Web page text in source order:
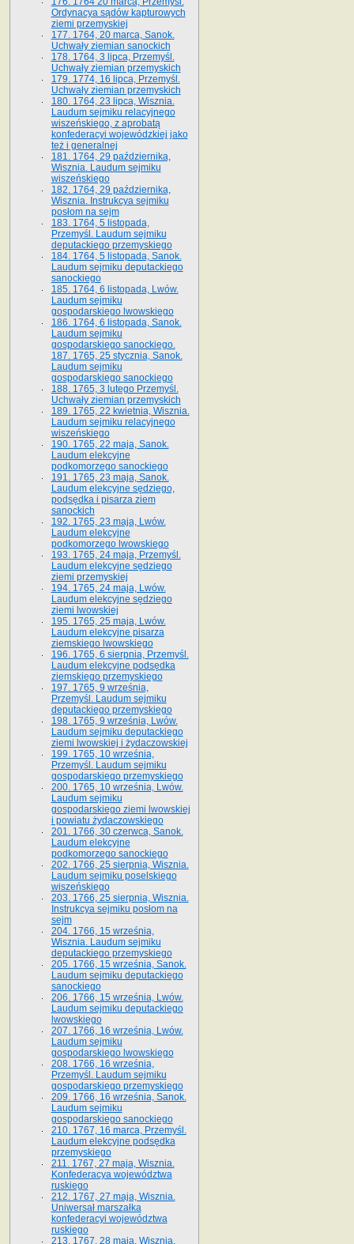
Ordynacya sądów kapturowych
ziemi przemyskiej
177. 1764, 20 marca, Sanok.
Uchwały ziemian sanockich
178. 1764, 3 lipca, Przemyśl.
Uchwały ziemian przemyskich
179. 1774, 16 lipca, Przemyśl.
Uchwały ziemian przemyskich
180. 1764, 23 lipca, Wisznia.
Laudum sejmiku relacyjnego
wiszeńskiego, z aprobatą
konfederacyi wojewódzkiej jako
też i generalnej
181. 1764, 29 października,
Wisznia. Laudum sejmiku
wiszeńskiego
182. 1764, 29 października,
Wisznia. Instrukcya sejmiku
posłom na sejm
183. 1764, 5 listopada,
Przemyśl. Laudum sejmiku
deputackiego przemyskiego
184. 1764, 5 listopada, Sanok.
Laudum sejmiku deputackiego
sanockiego
185. 1764, 6 listopada, Lwów.
Laudum sejmiku
gospodarskiego lwowskiego
186. 1764, 6 listopada, Sanok.
Laudum sejmiku
gospodarskiego sanockiego.
187. 1765, 25 stycznia, Sanok.
Laudum sejmiku
gospodarskiego sanockiego
188. 1765, 3 lutego Przemyśl.
Uchwały ziemian przemyskich
189. 1765, 22 kwietnia, Wisznia.
Laudum sejmiku relacyjnego
wiszeńskiego
190. 1765, 22 maja, Sanok.
Laudum elekcyjne
podkomorzego sanockiego
191. 1765, 23 maja, Sanok.
Laudum elekcyjne sędziego,
podsędka i pisarza ziem
sanockich
192. 1765, 23 maja, Lwów.
Laudum elekcyjne
podkomorzego lwowskiego
193. 1765, 24 maja, Przemyśl.
Laudum elekcyjne sędziego
ziemi przemyskiej
194. 1765, 24 maja, Lwów.
Laudum elekcyjne sędziego
ziemi lwowskiej
195. 1765, 25 maja, Lwów.
Laudum elekcyjne pisarza
ziemskiego lwowskiego
196. 1765, 6 sierpnia, Przemyśl.
Laudum elekcyjne podsędka
ziemskiego przemyskiego
197. 1765, 9 września,
Przemyśl. Laudum sejmiku
deputackiego przemyskiego
198. 1765, 9 września, Lwów.
Laudum sejmiku deputackiego
ziemi lwowskiej i żydaczowskiej
199. 1765, 10 września,
Przemyśl. Laudum sejmiku
gospodarskiego przemyskiego
200. 1765, 10 września, Lwów.
Laudum sejmiku
gospodarskiego ziemi lwowskiej
i powiatu żydaczowskiego
201. 1766, 30 czerwca, Sanok.
Laudum elekcyjne
podkomorzego sanockiego
202. 1766, 25 sierpnia, Wisznia.
Laudum sejmiku poselskiego
wiszeńskiego
203. 1766, 25 sierpnia, Wisznia.
Instrukcya sejmiku posłom na
sejm
204. 1766, 15 września,
Wisznia. Laudum sejmiku
deputackiego przemyskiego
205. 1766, 15 września, Sanok.
Laudum sejmiku deputackiego
sanockiego
206. 1766, 15 września, Lwów.
Laudum sejmiku deputackiego
lwowskiego
207. 1766, 16 września, Lwów.
Laudum sejmiku
gospodarskiego lwowskiego
208. 1766, 16 września,
Przemyśl. Laudum sejmiku
gospodarskiego przemyskiego
209. 1766, 16 września, Sanok.
Laudum sejmiku
gospodarskiego sanockiego
210. 1767, 16 marca, Przemyśl.
Laudum elekcyjne podsędka
przemyskiego
211. 1767, 27 maja, Wisznia.
Konfederacya województwa
ruskiego
212. 1767, 27 maja, Wisznia.
Uniwersał marszałka
konfederacyi województwa
ruskiego
213. 1767, 28 maja, Wisznia.